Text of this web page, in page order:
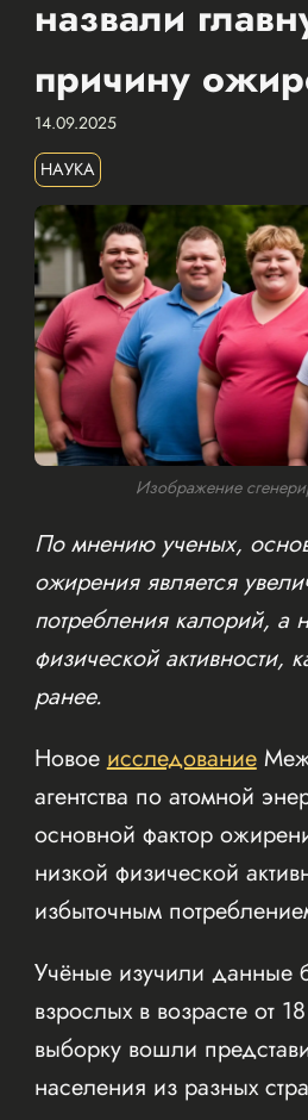
назвали
причину
14.09.2025
НАУКА
Изображение
По мнению ученых,
ожирения является
потребления калорий, а
физической активности,
ранее.
Новоеисследование
агентства по атомной
основной фактор
низкой физической
избыточным
Учёные изучили данные
взрослых в возрасте от
выборку вошли
населения из разных